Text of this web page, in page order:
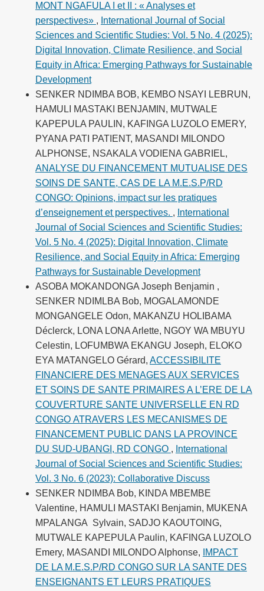
MONT NGAFULA I et II : « Analyses et
perspectives» , International Journal of Social
Sciences and Scientific Studies: Vol. 5 No. 4 (2025):
Digital Innovation, Climate Resilience, and Social
Equity in Africa: Emerging Pathways for Sustainable
Development
SENKER NDIMBA BOB, KEMBO NSAYI LEBRUN,
HAMULI MASTAKI BENJAMIN, MUTWALE
KAPEPULA PAULIN, KAFINGA LUZOLO EMERY,
PYANA PATI PATIENT, MASANDI MILONDO
ALPHONSE, NSAKALA VODIENA GABRIEL,
ANALYSE DU FINANCEMENT MUTUALISE DES
SOINS DE SANTE, CAS DE LA M.E.S.P/RD
CONGO: Opinions, impact sur les pratiques
d’enseignement et perspectives. , International
Journal of Social Sciences and Scientific Studies:
Vol. 5 No. 4 (2025): Digital Innovation, Climate
Resilience, and Social Equity in Africa: Emerging
Pathways for Sustainable Development
ASOBA MOKANDONGA Joseph Benjamin ,
SENKER NDIMLBA Bob, MOGALAMONDE
MONGANGELE Odon, MAKANZU HOLIBAMA
Déclerck, LONA LONA Arlette, NGOY WA MBUYU
Celestin, LOFUMBWA EKANGU Joseph, ELOKO
EYA MATANGELO Gérard, ACCESSIBILITE
FINANCIERE DES MENAGES AUX SERVICES
ET SOINS DE SANTE PRIMAIRES A L’ERE DE LA
COUVERTURE SANTE UNIVERSELLE EN RD
CONGO ATRAVERS LES MECANISMES DE
FINANCEMENT PUBLIC DANS LA PROVINCE
DU SUD-UBANGI, RD CONGO , International
Journal of Social Sciences and Scientific Studies:
Vol. 3 No. 6 (2023): Collaborative Discuss
SENKER NDIMBA Bob, KINDA MBEMBE
Valentine, HAMULI MASTAKI Benjamin, MUKENA
MPALANGA Sylvain, SADJO KAOUTOING,
MUTWALE KAPEPULA Paulin, KAFINGA LUZOLO
Emery, MASANDI MILONDO Alphonse,
IMPACT
DE LA M.E.S.P/RD CONGO SUR LA SANTE DES
ENSEIGNANTS ET LEURS PRATIQUES